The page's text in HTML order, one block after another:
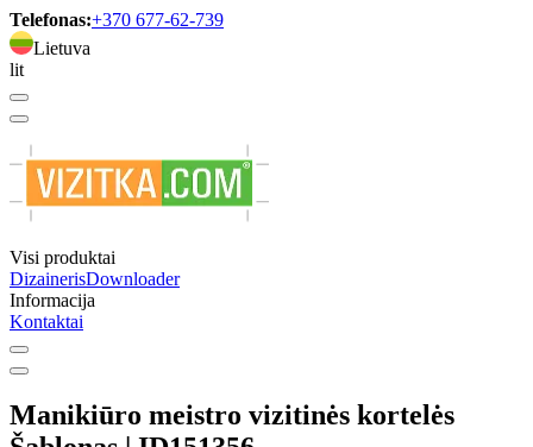
Telefonas:+370 677-62-739
Lietuva
lit
Visi produktai
DizainerisDownloader
Informacija
Kontaktai
Manikiūro meistro vizitinės kortelės